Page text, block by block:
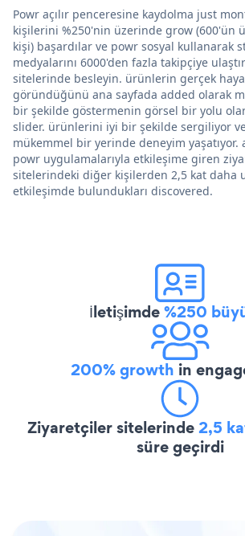
Powr açılır penceresine kaydolma just
kişilerini %250'nin üzerinde grow (600'ün
kişi) başardılar ve powr sosyal kullanarak
medyalarını 6000'den fazla takipçiye
sitelerinde besleyin. ürünlerin gerçek
göründüğünü ana sayfada added olarak
bir şekilde göstermenin görsel bir yolu
slider. ürünlerini iyi bir şekilde sergiliyor
mükemmel bir yerinde deneyim yaşatıyor.
powr uygulamalarıyla etkileşime giren
sitelerindeki diğer kişilerden 2,5 kat daha
etkileşimde bulundukları discovered.
İletişimde%250
200% growth in
Ziyaretçiler sitelerinde2,5
süre geçirdi